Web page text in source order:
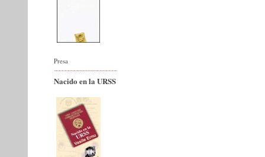
Presa
Nacido en la URSS